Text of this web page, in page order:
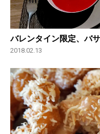
バレンタイン限定、バ
2018.02.13